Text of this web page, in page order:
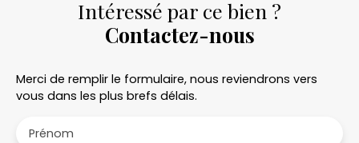
Intéressé par ce bien ?
Contactez-nous
Merci de remplir le formulaire, nous reviendrons vers
vous dans les plus brefs délais.
Prénom